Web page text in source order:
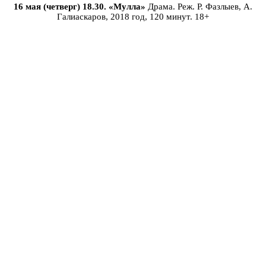
16 мая (четверг) 18.30. «Мулла» Драма. Реж. Р. Фазлыев, А.
Галиаскаров, 2018 год, 120 минут. 18+